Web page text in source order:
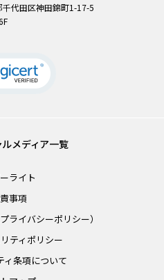
代田区神田錦町1-17-5
メディア一覧
ライト
事項
ライバシーポリシー）
ティポリシー
ィ条項について